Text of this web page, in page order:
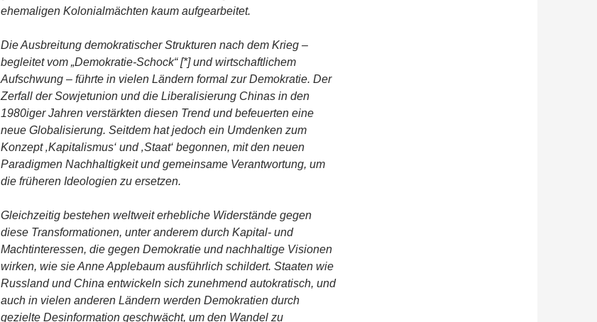
ehemaligen Kolonialmächten kaum aufgearbeitet.
Die Ausbreitung demokratischer Strukturen nach dem Krieg –
begleitet vom „Demokratie-Schock“ [*] und wirtschaftlichem
Aufschwung – führte in vielen Ländern formal zur Demokratie. Der
Zerfall der Sowjetunion und die Liberalisierung Chinas in den
1980iger Jahren verstärkten diesen Trend und befeuerten eine
neue Globalisierung. Seitdem hat jedoch ein Umdenken zum
Konzept ‚Kapitalismus‘ und ‚Staat‘ begonnen, mit den neuen
Paradigmen Nachhaltigkeit und gemeinsame Verantwortung, um
die früheren Ideologien zu ersetzen.
Gleichzeitig bestehen weltweit erhebliche Widerstände gegen
diese Transformationen, unter anderem durch Kapital- und
Machtinteressen, die gegen Demokratie und nachhaltige Visionen
wirken, wie sie Anne Applebaum ausführlich schildert. Staaten wie
Russland und China entwickeln sich zunehmend autokratisch, und
auch in vielen anderen Ländern werden Demokratien durch
gezielte Desinformation geschwächt, um den Wandel zu